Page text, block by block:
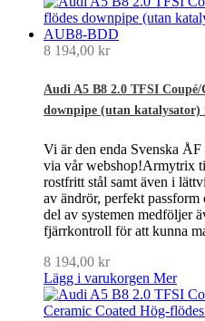
8 194,00 kr
Audi A5 B8 2.0 TFSI
downpipe (utan katalysator)
Vi är den enda Svenska
via vår webshop!Armytrix
rostfritt stål samt även i
av ändrör, perfekt
del av systemen medföljer
fjärrkontroll för att kunna
8 194,00 kr
Lägg i varukorgen Mer